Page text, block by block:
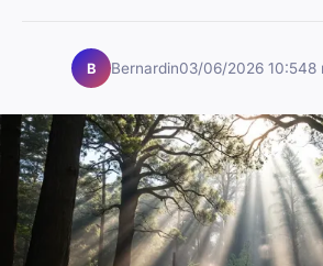
B Bernardin03/06/2026 10:548